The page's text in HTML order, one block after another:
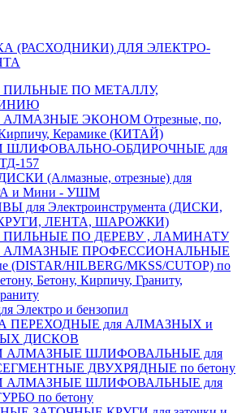
(РАСХОДНИКИ) ДЛЯ ЭЛЕКТРО-
ПИЛЬНЫЕ ПО МЕТАЛЛУ,
ЭКОНОМ Отрезные, по,
Керамике (КИТАЙ)
ОБДИРОЧНЫЕ для
157
(Алмазные, отрезные) для
и Мини - УШМ
для Электроинструмента (ДИСКИ,
ЛЕНТА, ШАРОЖКИ)
ПИЛЬНЫЕ ПО ДЕРЕВУ , ЛАМИНАТУ
АЛМАЗНЫЕ ПРОФЕССИОНАЛЬНЫЕ
(DISTAR/HILBERG/MKSS/CUTOP) по
Бетону, Кирпичу, Граниту,
Электро и бензопил
ПЕРЕХОДНЫЕ для АЛМАЗНЫХ и
ДИСКОВ
АЛМАЗНЫЕ ШЛИФОВАЛЬНЫЕ для
ДВУХРЯДНЫЕ по бетону
АЛМАЗНЫЕ ШЛИФОВАЛЬНЫЕ для
по бетону